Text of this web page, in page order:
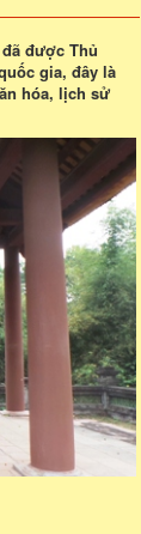
được Thủ
gia, đây là
hóa, lịch sử